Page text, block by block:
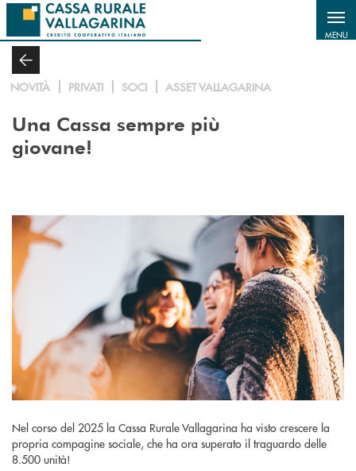
Salta al contenuto principale
MENU
NOVITÀ PRIVATI SOCI ASSET VALLAGARINA
Una Cassa sempre più
giovane!
Nel corso del 2025 la Cassa Rurale Vallagarina ha visto crescere la
propria compagine sociale, che ha ora superato il traguardo delle
8.500 unità!